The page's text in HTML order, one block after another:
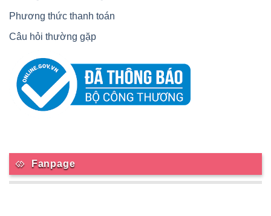
Phương thức thanh toán
Câu hỏi thường gặp
Fanpage